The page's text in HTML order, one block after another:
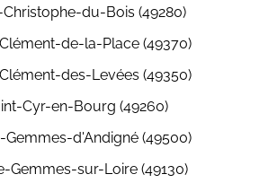
Christophe-du-Bois (49280)
de-la-Place (49370)
des-Levées (49350)
Cyr-en-Bourg (49260)
Gemmes-d'Andigné (49500)
Gemmes-sur-Loire (49130)